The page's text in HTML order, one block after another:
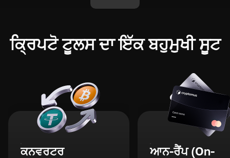
ਕ੍ਰਿਪਟੋ ਟੂਲਸ ਦਾ ਇੱਕ ਬਹੁਮੁਖੀ ਸੂਟ
ਕਨਵਰਟਰ
ਆਨ-ਰੈਂਪ (On-